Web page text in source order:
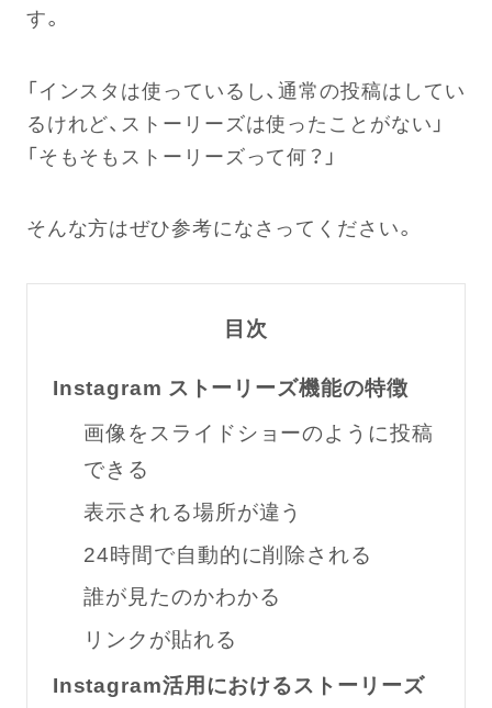
す。
「インスタは使っているし、通常の投稿はしてい
るけれど、ストーリーズは使ったことがない」
「そもそもストーリーズって何？」
そんな方はぜひ参考になさってください。
目次
Instagram ストーリーズ機能の特徴
画像をスライドショーのように投稿
できる
表示される場所が違う
24時間で自動的に削除される
誰が見たのかわかる
リンクが貼れる
Instagram活用におけるストーリーズ